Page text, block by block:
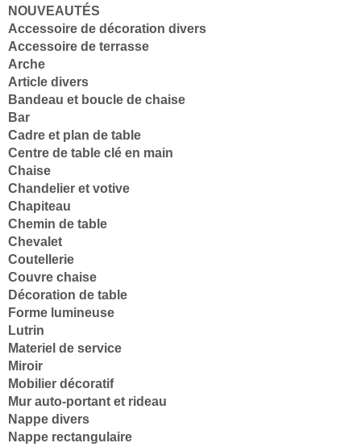
NOUVEAUTÉS
Accessoire de décoration divers
Accessoire de terrasse
Arche
Article divers
Bandeau et boucle de chaise
Bar
Cadre et plan de table
Centre de table clé en main
Chaise
Chandelier et votive
Chapiteau
Chemin de table
Chevalet
Coutellerie
Couvre chaise
Décoration de table
Forme lumineuse
Lutrin
Materiel de service
Miroir
Mobilier décoratif
Mur auto-portant et rideau
Nappe divers
Nappe rectangulaire